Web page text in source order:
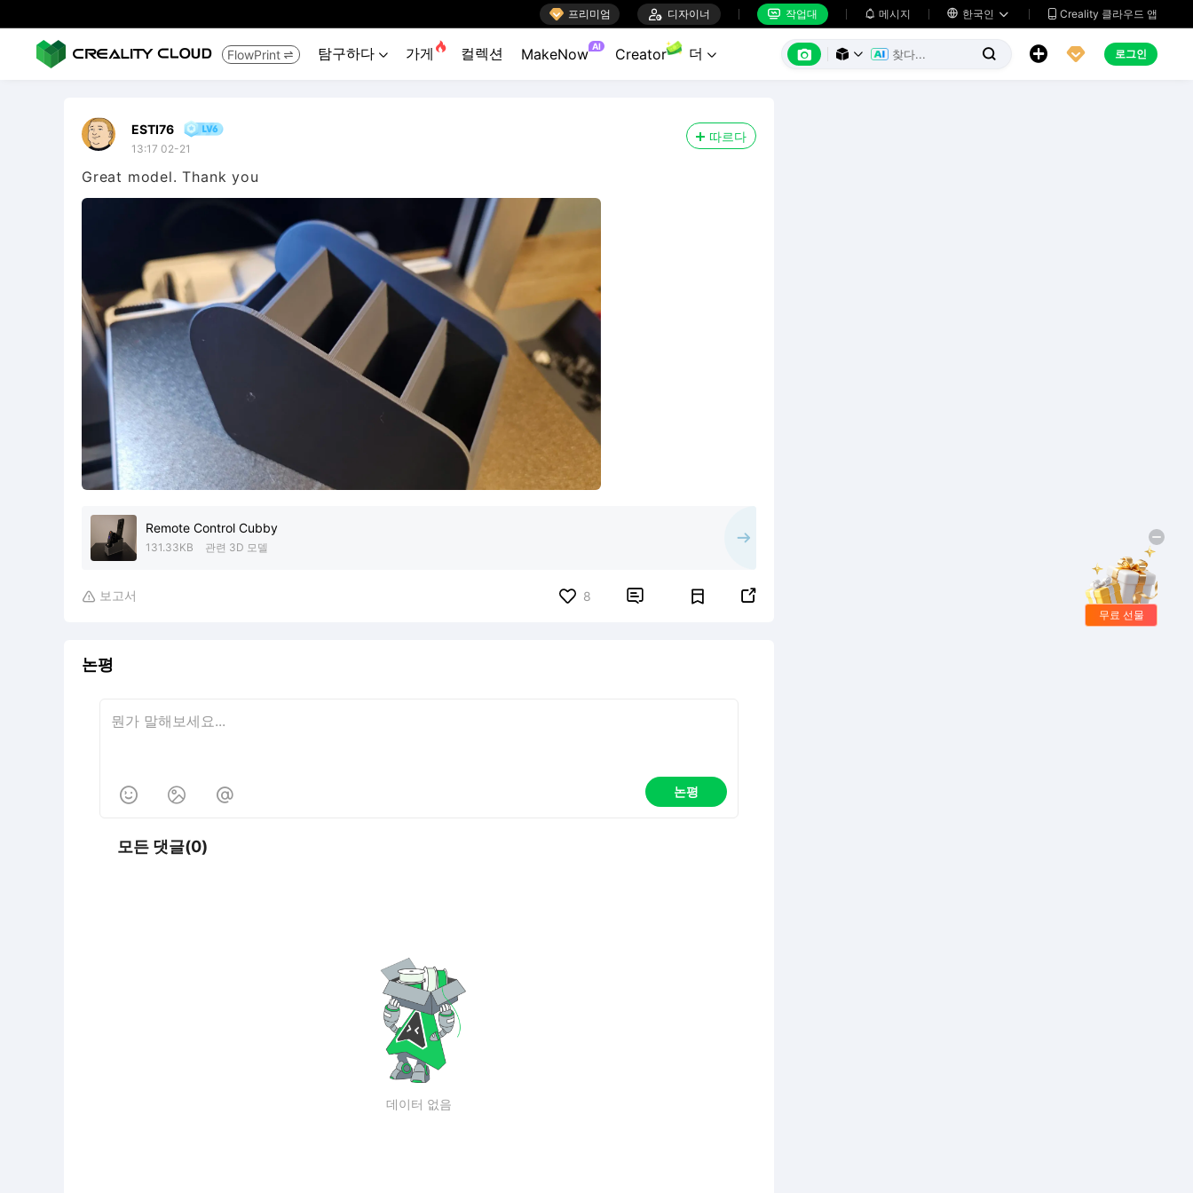
 프리미엄  디자이너  작업대  메시지  한국인   Creality 클라우드 앱
FlowPrint  탐구하다  가게  컬렉션 MakeNow AI Creator 더        로그인
ESTI76
13:17 02-21
따르다
Great model. Thank you
Remote Control Cubby
131.33KB 관련 3D 모델
 보고서 8  
논평
   논평
모든 댓글(0)
데이터 없음
무료 선물